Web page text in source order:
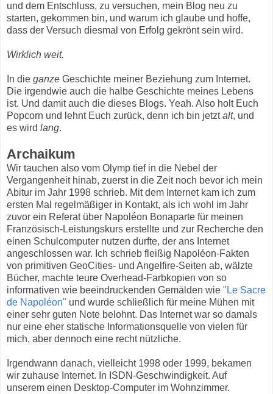
und dem Entschluss, zu versuchen, mein Blog neu zu
starten, gekommen bin, und warum ich glaube und hoffe,
dass der Versuch diesmal von Erfolg gekrönt sein wird.
Wirklich weit.
In die ganze Geschichte meiner Beziehung zum Internet.
Die irgendwie auch die halbe Geschichte meines Lebens
ist. Und damit auch die dieses Blogs. Yeah. Also holt Euch
Popcorn und lehnt Euch zurück, denn ich bin jetztalt, und
es wird lang.
Archaikum
Wir tauchen also vom Olymp tief in die Nebel der
Vergangenheit hinab, zuerst in die Zeit noch bevor ich mein
Abitur im Jahr 1998 schrieb. Mit dem Internet kam ich zum
ersten Mal regelmäßiger in Kontakt, als ich wohl im Jahr
zuvor ein Referat über Napoléon Bonaparte für meinen
Französisch-Leistungskurs erstellte und zur Recherche den
einen Schulcomputer nutzen durfte, der ans Internet
angeschlossen war. Ich schrieb fleißig Napoléon-Fakten
von primitiven GeoCities- und Angelfire-Seiten ab, wälzte
Bücher, machte teure Overhead-Farbkopien von so
informativen wie beeindruckenden Gemälden wie "Le Sacre
de Napoléon" und wurde schließlich für meine Mühen mit
einer sehr guten Note belohnt. Das Internet war so damals
nur eine eher statische Informationsquelle von vielen für
mich, aber dennoch eine recht nützliche.
Irgendwann danach, vielleicht 1998 oder 1999, bekamen
wir zuhause Internet. In ISDN-Geschwindigkeit. Auf
unserem einen Desktop-Computer im Wohnzimmer.